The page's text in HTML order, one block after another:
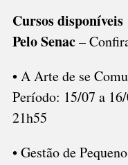
Cursos disponíveis
Pelo Senac–
• A Arte de se
Período: 15/07 a
21h55
• Gestão de